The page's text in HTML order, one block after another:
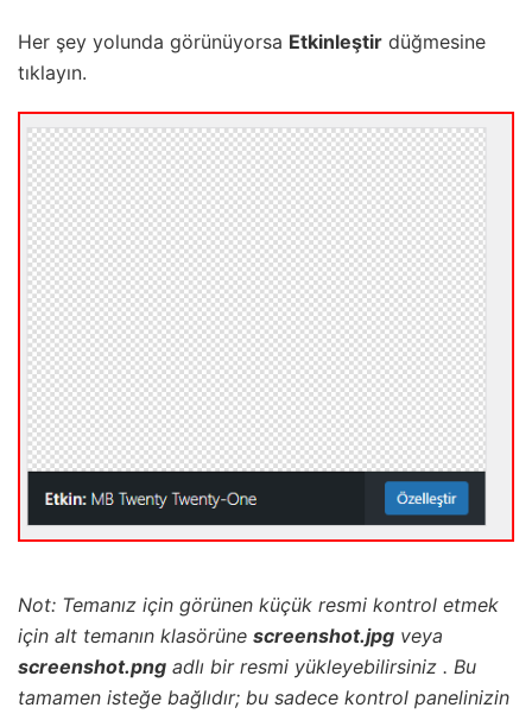
Her şey yolunda görünüyorsa Etkinleştir düğmesine
tıklayın.
Not: Temanız için görünen küçük resmi kontrol etmek
için alt temanın klasörüne screenshot.jpg veya
screenshot.png adlı bir resmi yükleyebilirsiniz . Bu
tamamen isteğe bağlıdır; bu sadece kontrol panelinizin